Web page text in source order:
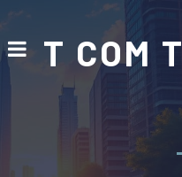
T COM T